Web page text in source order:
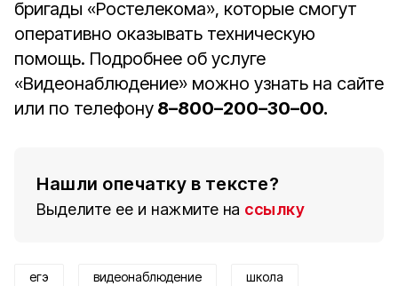
бригады «Ростелекома», которые смогут
оперативно оказывать техническую
помощь. Подробнее об услуге
«Видеонаблюдение» можно узнать на сайте
или по телефону 8–800–200–30–00.
Нашли опечатку в тексте?
Выделите ее и нажмите на ссылку
егэ видеонаблюдение школа